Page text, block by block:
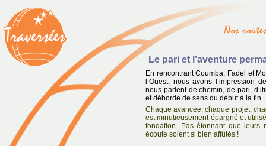
Le pari et l’aventure
En rencontrant Coumba, Fadel et
l’Ouest, nous avons l’impression
nous parlent de chemin, de pari,
et déborde de sens du début à la fin...
Chaque avancée, chaque projet,
est minutieusement épargné et
fondation. Pas étonnant que leurs
écoute soient si bien affûtés !